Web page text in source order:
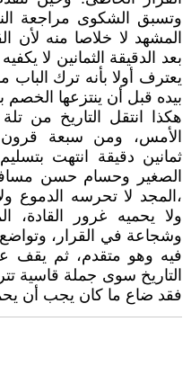
وتسبق الشكوى مراجعة
المشهد لا خلاصا منه لأن
بعد الدقيقة الثمانين لا
يعترف أولا بأنه ترك الباب
بيده قبل أن ينتزعها الخصم
هكذا انتقل التاريخ من
الأمس، ومن سبعة قرون
ثمانين دقيقة انتهت
الصغير وحسام حسن
،المجد لا تحرسه الدموع
ولا يحميه غرور القادة،
وشجاعة في القرار،
فيه وهو متقدم، ثم يقف
التاريخ سوى جملة قاسية
فقد ضاع ما كان يجب أن